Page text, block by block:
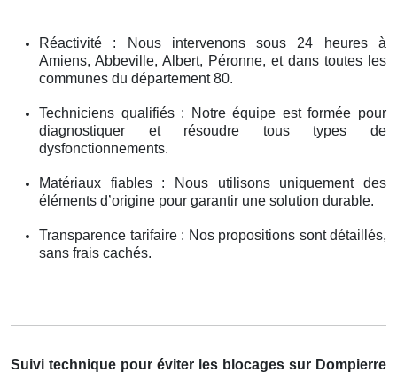
Réactivité : Nous intervenons sous 24 heures à
Amiens, Abbeville, Albert, Péronne, et dans toutes les
communes du département 80.
Techniciens qualifiés : Notre équipe est formée pour
diagnostiquer et résoudre tous types de
dysfonctionnements.
Matériaux fiables : Nous utilisons uniquement des
éléments d’origine pour garantir une solution durable.
Transparence tarifaire : Nos propositions sont détaillés,
sans frais cachés.
Suivi technique pour éviter les blocages sur Dompierre